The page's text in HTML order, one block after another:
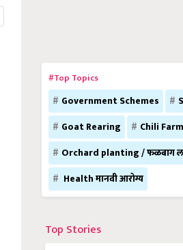
#Top Topics
Government Schemes
Goat Rearing
Chili
Orchard planting / फळबाग
Health मानवी आरोग्य
Top Stories